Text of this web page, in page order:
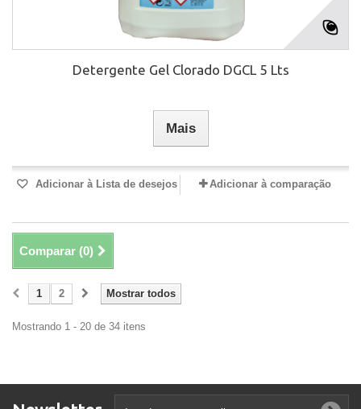
Detergente Gel Clorado DGCL 5 Lts
Mais
Adicionar à Lista de desejos Adicionar à comparação
Comparar (0)
Mostrar todos
1 2
Mostrando 1 - 20 de 34 itens